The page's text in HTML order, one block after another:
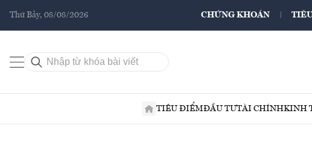
Thứ Bảy, 08/08/2026 CHỨNG KHOÁN
TIÊU ĐIỂMĐẦU TƯTÀI CHÍNHKINH